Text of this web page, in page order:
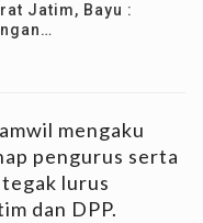
Jatim, Bayu :
mengaku
pengurus serta
lurus
dan DPP.